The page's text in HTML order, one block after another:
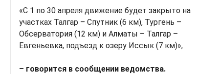
«С 1 по 30 апреля движение будет закрыто на
участках Талгар – Спутник (6 км), Тургень –
Обсерватория (12 км) и Алматы – Талгар –
Евгеньевка, подъезд к озеру Иссык (7 км)»,
– говорится в сообщении ведомства.